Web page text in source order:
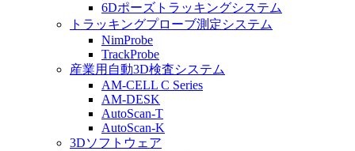
6Dポーズトラッキングシステム
トラッキングプローブ測定システム
NimProbe
TrackProbe
産業用自動3D検査システム
AM-CELL C Series
AM-DESK
AutoScan-T
AutoScan-K
3Dソフトウェア